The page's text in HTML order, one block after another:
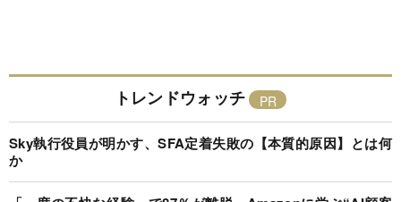
トレンドウォッチ
Sky執行役員が明かす、SFA定着失敗の【本質的原因】とは何
か